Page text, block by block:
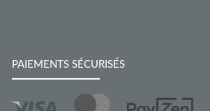
PAIEMENTS SÉCURISÉS